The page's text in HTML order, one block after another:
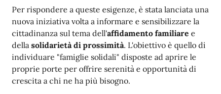
Per rispondere a queste esigenze, è stata lanciata una
nuova iniziativa volta a informare e sensibilizzare la
cittadinanza sul tema dell'affidamento familiare e
della solidarietà di prossimità. L'obiettivo è quello di
individuare "famiglie solidali" disposte ad aprire le
proprie porte per offrire serenità e opportunità di
crescita a chi ne ha più bisogno.